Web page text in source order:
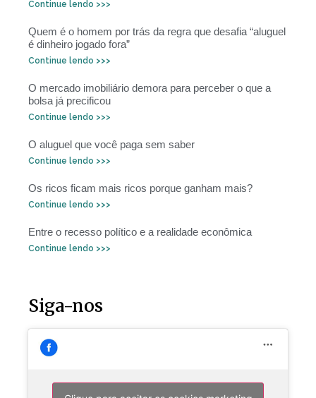
Continue lendo >>>
Quem é o homem por trás da regra que desafia “aluguel
é dinheiro jogado fora”
Continue lendo >>>
O mercado imobiliário demora para perceber o que a
bolsa já precificou
Continue lendo >>>
O aluguel que você paga sem saber
Continue lendo >>>
Os ricos ficam mais ricos porque ganham mais?
Continue lendo >>>
Entre o recesso político e a realidade econômica
Continue lendo >>>
Siga-nos